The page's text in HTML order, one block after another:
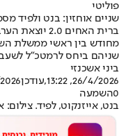
פוליטי
שניים אוחזין: בנט ולפיד
ברית האחים
מחודש בין ראשי ממשלת
שניהם ביחס לרמטכ"ל
ביני אשכנזי
26/4/2026, 13:22
,עודכן13:22
0השמעה
בנט, אייזנקוט, לפיד. צילום: